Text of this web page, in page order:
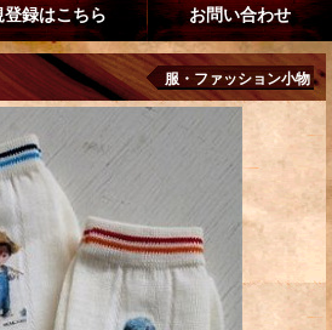
登録はこちら お問い合わせ
服・ファッション小物